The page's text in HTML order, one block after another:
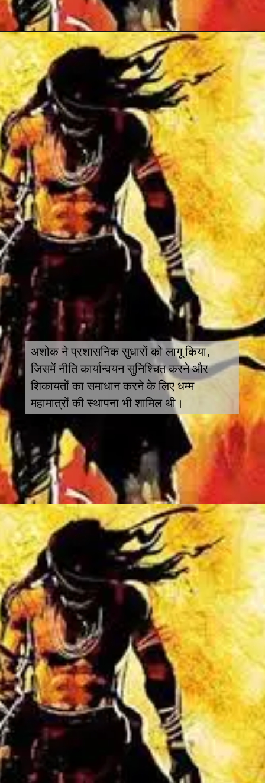
अशोक ने प्रशासनिक सुधारों को लागू किया,
जिसमें नीति कार्यान्वयन सुनिश्चित करने और
शिकायतों का समाधान करने के लिए धम्म
महामात्रों की स्थापना भी शामिल थी।